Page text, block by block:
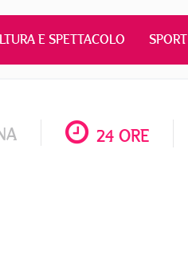
E SPETTACOLO SPORT
24 ORE